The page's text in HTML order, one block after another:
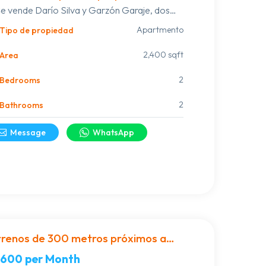
en calle Muniz
vende Darío Silva y Garzón Garaje, dos
amplios. 3 dormitorios, cocina comedor
living con estufa a leña. OPORTUNIDAD
8️⃣0️⃣.0️⃣0️⃣0️⃣♨️ 📲099652195
Tipo de propiedad Apartmento
Area 2,400 sqft
Bedrooms 2
Bathrooms 2
Message WhatsApp
de 300 metros próximos a
8
per Month